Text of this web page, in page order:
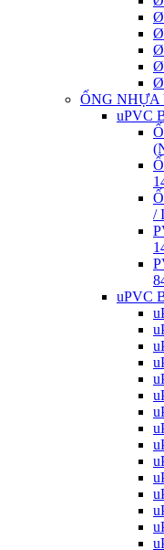
Ø
Ø
Ø
Ø
Ø
ỐNG NHỰA
uPVC
/
uPVC